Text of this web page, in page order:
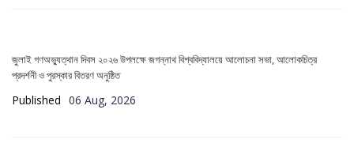
জুলাই গণঅভ্যুত্থান দিবস ২০২৬ উপলক্ষে জগন্নাথ বিশ্ববিদ্যালয়ে আলোচনা সভা, আলোকচিত্র
প্রদর্শনী ও পুরস্কার বিতরণ অনুষ্ঠিত
Published 06 Aug, 2026